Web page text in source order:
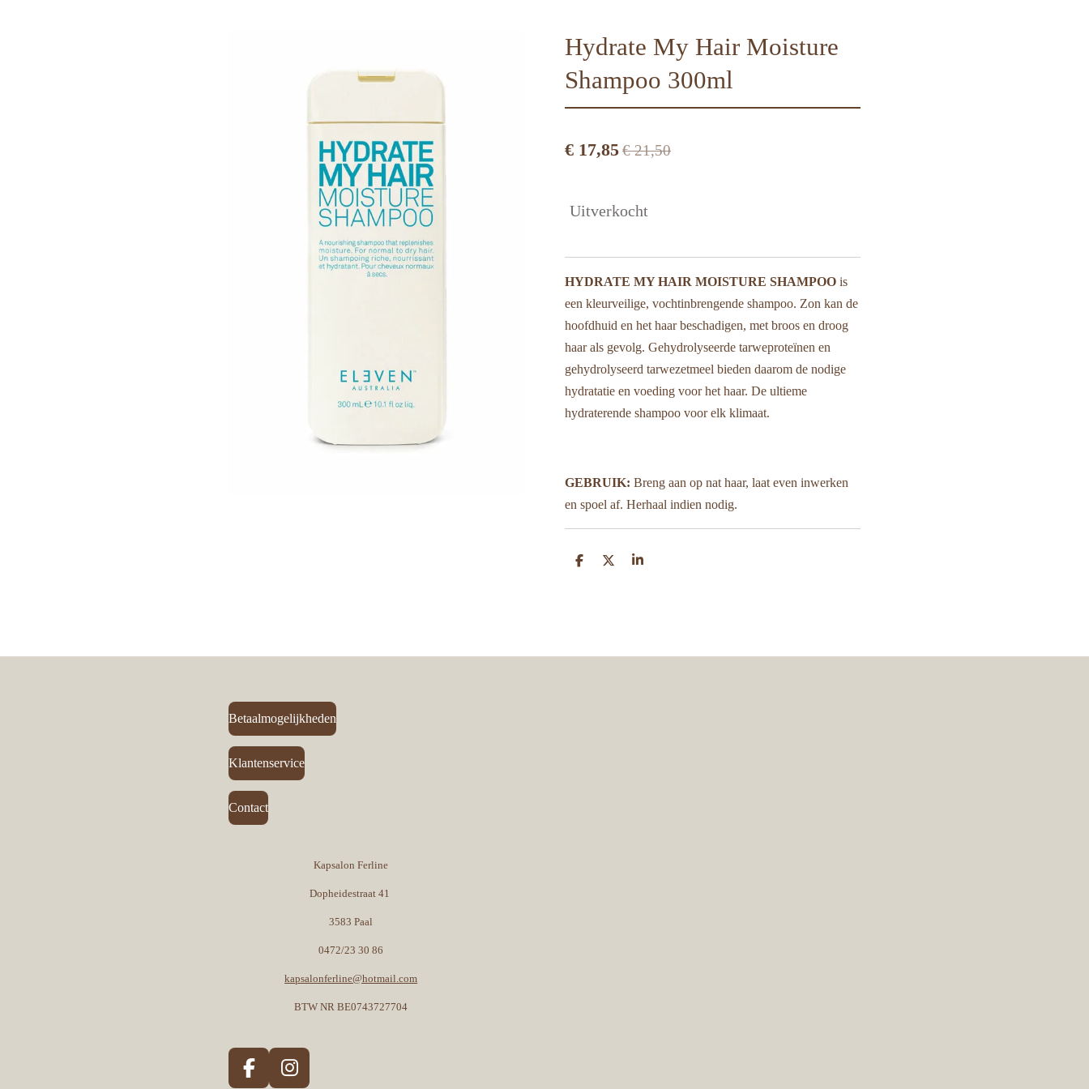
Hydrate My Hair Moisture
Shampoo 300ml
€ 17,85€ 21,50
Uitverkocht
HYDRATE MY HAIR MOISTURE SHAMPOO is
een kleurveilige, vochtinbrengende shampoo. Zon kan de
hoofdhuid en het haar beschadigen, met broos en droog
haar als gevolg. Gehydrolyseerde tarweproteïnen en
gehydrolyseerd tarwezetmeel bieden daarom de nodige
hydratatie en voeding voor het haar. De ultieme
hydraterende shampoo voor elk klimaat.
GEBRUIK: Breng aan op nat haar, laat even inwerken
en spoel af. Herhaal indien nodig.
D
D
S
Betaalmogelijkheden
Klantenservice
Contact
Kapsalon Ferline
Dopheidestraat 41
3583 Paal
0472/23 30 86
kapsalonferline@hotmail.com
BTW NR BE0743727704
F
I